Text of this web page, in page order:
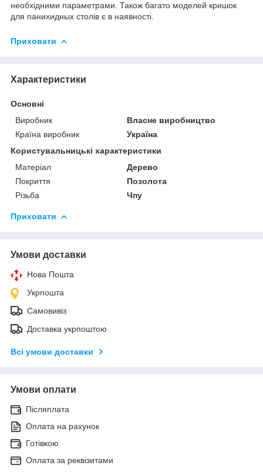
необхідними параметрами. Також багато моделей кришок
для панихидных столів є в наявності.
Приховати
Характеристики
Основні
Виробник
Власне виробництво
Країна виробник
Україна
Користувальницькі характеристики
Матеріал
Дерево
Покриття
Позолота
Різьба
Чпу
Приховати
Умови доставки
Нова Пошта
Укрпошта
Самовивіз
Доставка укрпоштою
Всі умови доставки
Умови оплати
Післяплата
Оплата на рахунок
Готівкою
Оплата за реквізитами